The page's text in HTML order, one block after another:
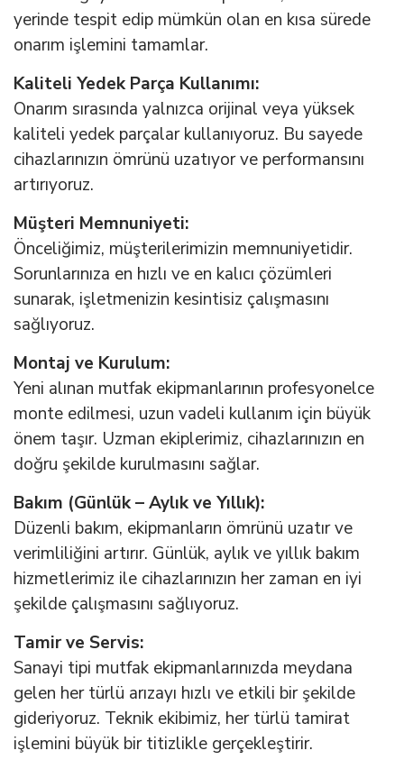
yerinde tespit edip mümkün olan en kısa sürede
onarım işlemini tamamlar.
Kaliteli Yedek Parça Kullanımı:
Onarım sırasında yalnızca orijinal veya yüksek
kaliteli yedek parçalar kullanıyoruz. Bu sayede
cihazlarınızın ömrünü uzatıyor ve performansını
artırıyoruz.
Müşteri Memnuniyeti:
Önceliğimiz, müşterilerimizin memnuniyetidir.
Sorunlarınıza en hızlı ve en kalıcı çözümleri
sunarak, işletmenizin kesintisiz çalışmasını
sağlıyoruz.
Montaj ve Kurulum:
Yeni alınan mutfak ekipmanlarının profesyonelce
monte edilmesi, uzun vadeli kullanım için büyük
önem taşır. Uzman ekiplerimiz, cihazlarınızın en
doğru şekilde kurulmasını sağlar.
Bakım (Günlük – Aylık ve Yıllık):
Düzenli bakım, ekipmanların ömrünü uzatır ve
verimliliğini artırır. Günlük, aylık ve yıllık bakım
hizmetlerimiz ile cihazlarınızın her zaman en iyi
şekilde çalışmasını sağlıyoruz.
Tamir ve Servis:
Sanayi tipi mutfak ekipmanlarınızda meydana
gelen her türlü arızayı hızlı ve etkili bir şekilde
gideriyoruz. Teknik ekibimiz, her türlü tamirat
işlemini büyük bir titizlikle gerçekleştirir.